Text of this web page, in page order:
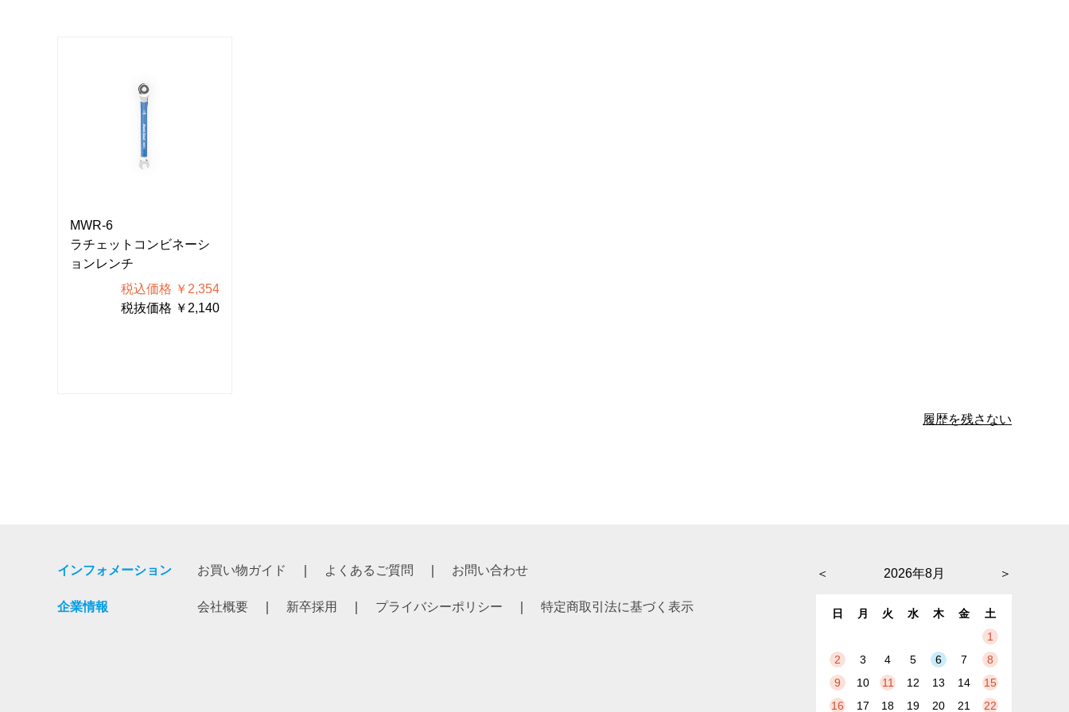
MWR-6
ラチェットコンビネーシ
ョンレンチ
税込価格 ￥2,354
税抜価格 ￥2,140
履歴を残さない
インフォメーション お買い物ガイド よくあるご質問 お問い合わせ
企業情報 会社概要 新卒採用 プライバシーポリシー 特定商取引法に基づく表示
＜ ＞
2026年8月
日 月 火 水 木 金
土
1
2
3 4 5 6 7
8
9
10 11 12 13 14
15
16
17 18 19 20 21 22